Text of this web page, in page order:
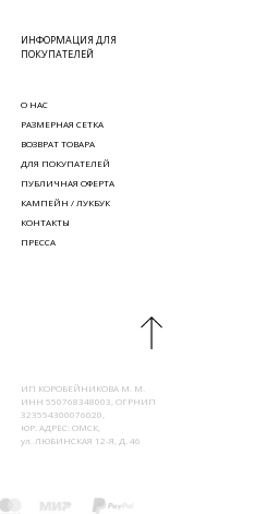
КОНТАКТЫ
ПРЕССА
ВОЗВРАТ ТОВАРА
ДЛЯ ПОКУПАТЕЛЕЙ
О НАС
ИП КОРОБЕЙНИКОВА М. М.
ИНН 550768348003, ОГРНИП
323554300076020,
ЮР. АДРЕС: ОМСК,
ул. ЛЮБИНСКАЯ 12-Я, Д. 46
РАЗМЕРНАЯ СЕТКА
ИНФОРМАЦИЯ ДЛЯ
ПОКУПАТЕЛЕЙ
ПУБЛИЧНАЯ ОФЕРТА
КАМПЕЙН / ЛУКБУК